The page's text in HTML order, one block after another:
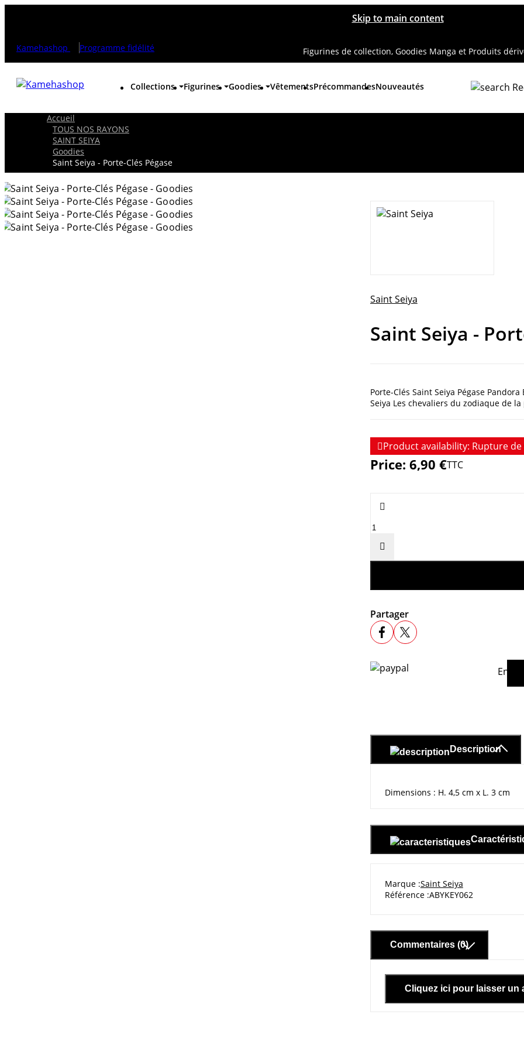
Skip to main content
Kamehashop Programme fidélité Figurines de collection, Goodies Manga et Produits
Collections Figurines Goodies VêtementsPrécommandesNouveautés
Accueil
TOUS NOS RAYONS
SAINT SEIYA
Goodies
Saint Seiya - Porte-Clés Pégase
Saint Seiya
Saint Seiya -
Porte-Clés Saint Seiya Pégase Pandora
Seiya Les chevaliers du zodiaque de
Price: 6,90 €TTC


Product availability: Rupture
Partager
En
Description
Dimensions : H. 4,5 cm x L. 3 cm
Marque Saint Seiya
Référence ABYKEY062
Commentaires (0)
Cliquez ici pour laisser un